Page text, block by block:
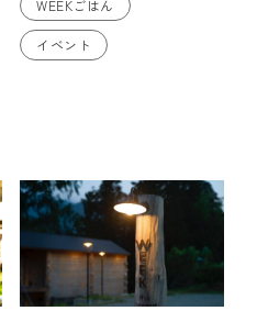
WEEKごはん
イベント